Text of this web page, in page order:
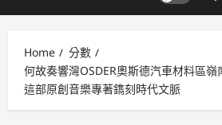
Home
分數
何故奏響灣OSDER奧斯德汽車材料區
這部原創音樂專著鐫刻時代文脈